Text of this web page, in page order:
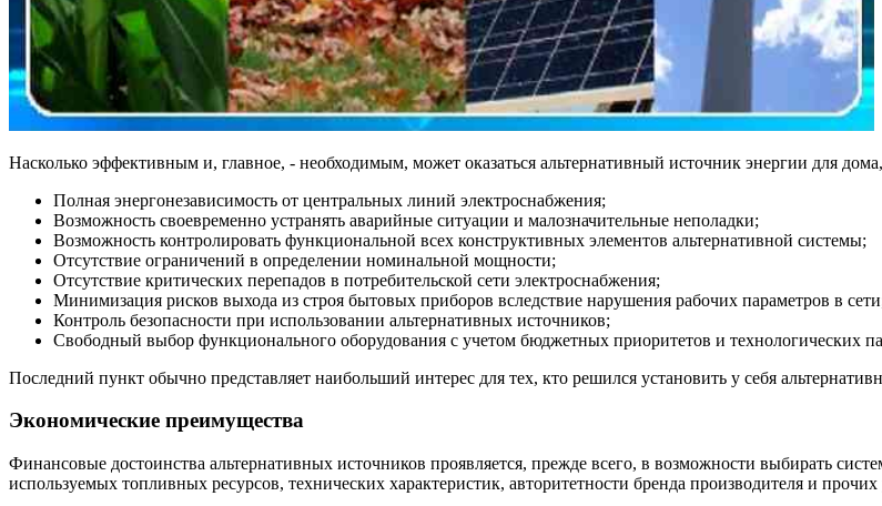
Насколько эффективным и, главное, - необходимым, может оказаться альтернативный источник энергии для
Полная энергонезависимость от центральных линий электроснабжения;
Возможность своевременно устранять аварийные ситуации и малозначительные неполадки;
Возможность контролировать функциональной всех конструктивных элементов альтернативной системы;
Отсутствие ограничений в определении номинальной мощности;
Отсутствие критических перепадов в потребительской сети электроснабжения;
Минимизация рисков выхода из строя бытовых приборов вследствие нарушения рабочих параметров в
Контроль безопасности при использовании альтернативных источников;
Свободный выбор функционального оборудования с учетом бюджетных приоритетов и технологических
Последний пункт обычно представляет наибольший интерес для тех, кто решился установить у себя
Экономические преимущества
Финансовые достоинства альтернативных источников проявляется, прежде всего, в возможности выбирать
используемых топливных ресурсов, технических характеристик, авторитетности бренда производителя и